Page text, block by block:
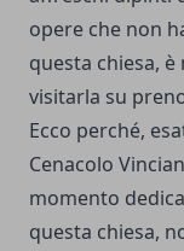
opere che non
questa chiesa,
visitarla su
Ecco perché,
Cenacolo
momento
questa chiesa,